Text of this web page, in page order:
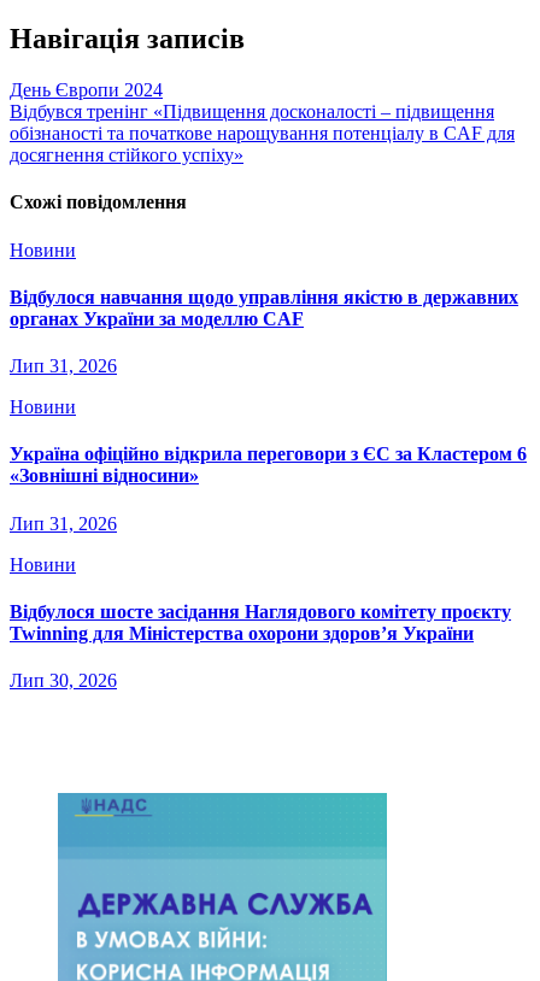
Навігація записів
День Європи 2024
Відбувся тренінг «Підвищення досконалості – підвищення
обізнаності та початкове нарощування потенціалу в CAF для
досягнення стійкого успіху»
Схожі повідомлення
Новини
Відбулося навчання щодо управління якістю в державних
органах України за моделлю CAF
Лип 31, 2026
Новини
Україна офіційно відкрила переговори з ЄС за Кластером 6
«Зовнішні відносини»
Лип 31, 2026
Новини
Відбулося шосте засідання Наглядового комітету проєкту
Twinning для Міністерства охорони здоров’я України
Лип 30, 2026